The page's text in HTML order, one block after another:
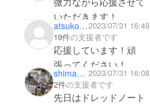
応援しています。
の魅力を届けてくださ
い。応援しています。
いただきます！
atsukoehon2023/07/31 16:49
19件の支援者です
応援しています！頑
張ってください！
shimasaki_tatsuro 2023/07/31 16:08
2件の支援者です
先日はドレッドノート